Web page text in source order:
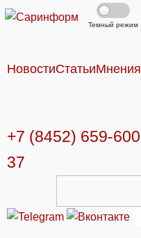
Темный режим
НовостиСтатьиМнения
+7 (8452) 659-600
37